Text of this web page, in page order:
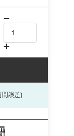
間誤差)